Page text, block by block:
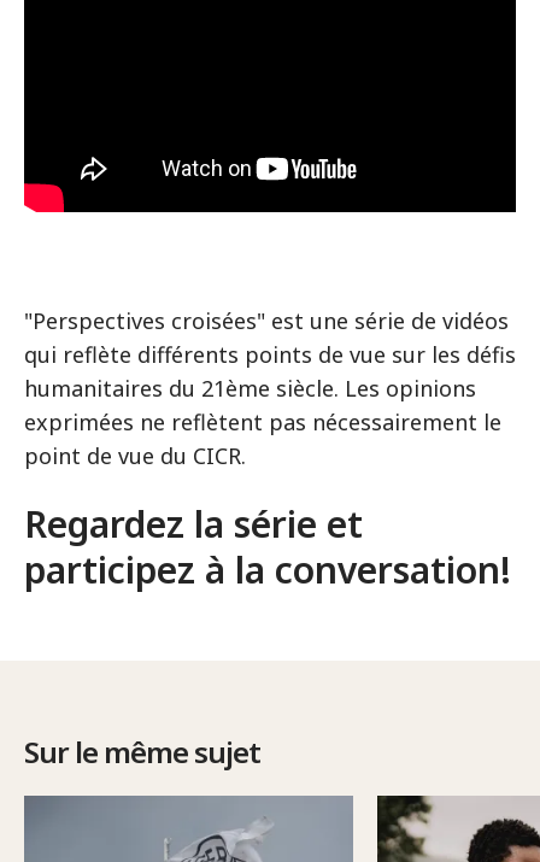
"Perspectives croisées" est une série de vidéos
qui reflète différents points de vue sur les défis
humanitaires du 21ème siècle. Les opinions
exprimées ne reflètent pas nécessairement le
point de vue du CICR.
Regardez la série et
participez à la conversation!
Sur le même sujet